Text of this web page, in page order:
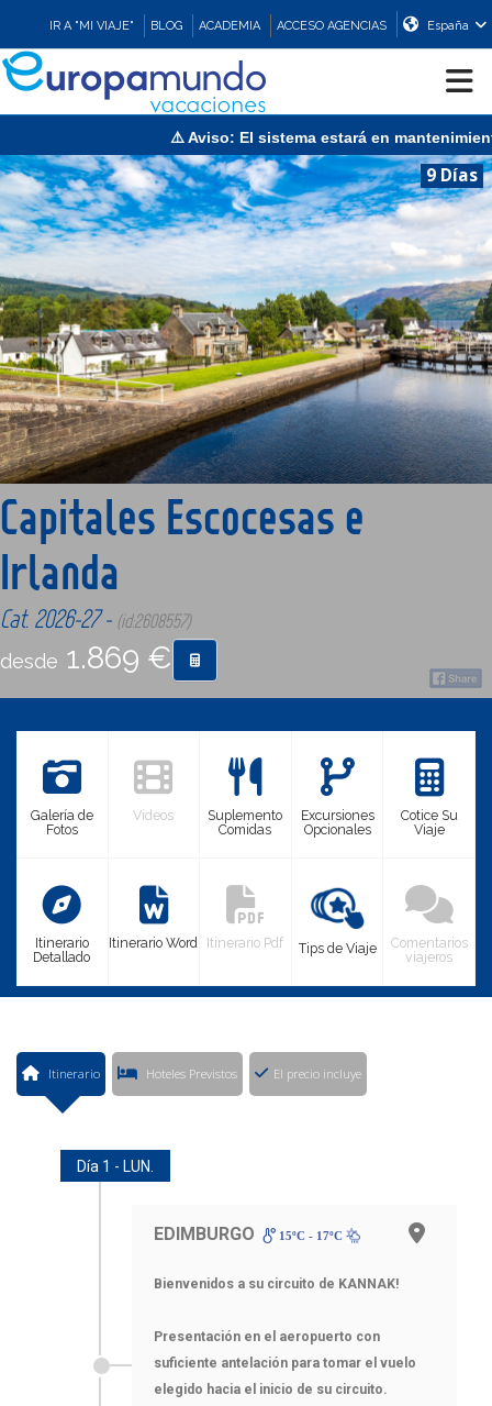
IR A "MI VIAJE" BLOG ACADEMIA ACCESO AGENCIAS España
CRUCEROS
EUROPA
ASIA
ORIENTE
PROMOCIONES
COMPRAR
⚠️ Aviso: El sistema estará en mantenimiento el
9 Días
Capitales Escocesas e
Irlanda
Cat. 2026-27 - (id:2608557)
desde 1.869 €
Galería de
Fotos
Videos
Suplemento
Comidas
Excursiones
Opcionales
Cotice Su
Viaje
Itinerario
Detallado
Itinerario Word Itinerario Pdf Tips de Viaje
Comentarios
viajeros
Itinerario Hoteles Previstos El precio incluye
Día 1 - LUN.
EDIMBURGO 15ºC - 17ºC
Bienvenidos a su circuito de KANNAK!
Presentación en el aeropuerto con
suficiente antelación para tomar el vuelo
elegido hacia el inicio de su circuito.